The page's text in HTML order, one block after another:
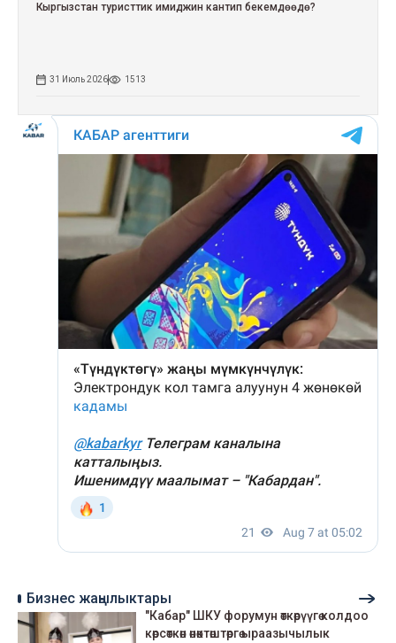
Кыргызстан туристтик имиджин кантип бекемдөөдө?
31 Июль 2026 1513
Бизнес жаңылыктары
"Кабар" ШКУ форумун өткөрүүгө колдоо
көрсөткөн өнөктөштөргө ыраазычылык